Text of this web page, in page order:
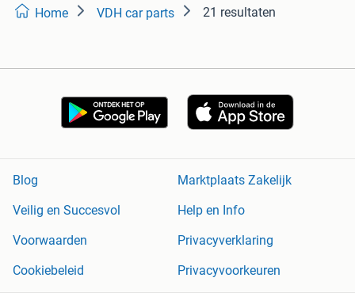
Home VDH car parts 21 resultaten
Blog
Marktplaats Zakelijk
Veilig en Succesvol
Help en Info
Voorwaarden
Privacyverklaring
Cookiebeleid
Privacyvoorkeuren